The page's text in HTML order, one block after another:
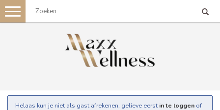
Toggle
navigation
Helaas kun je niet als gast afrekenen, gelieve eerst in te loggen of